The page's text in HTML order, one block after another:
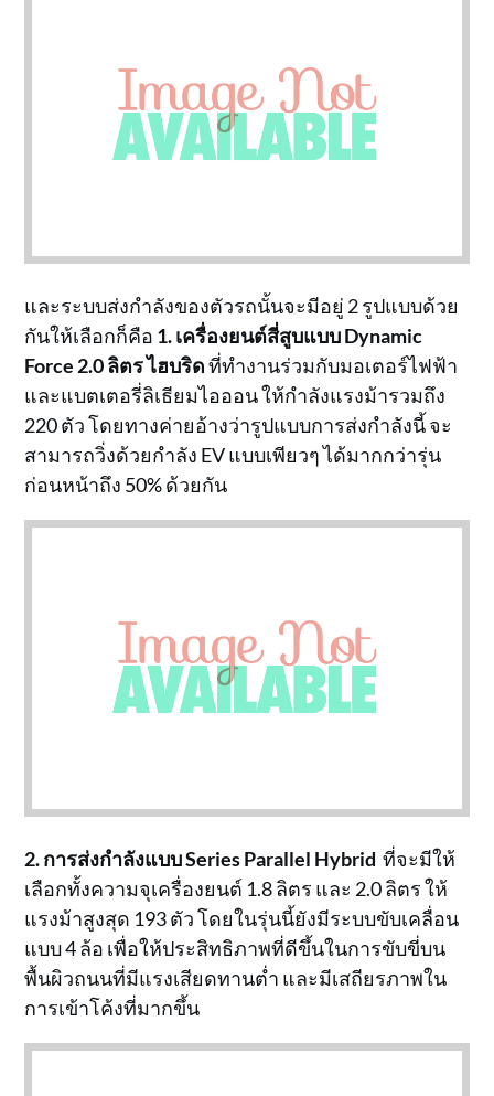
และระบบส่งกำลังของตัวรถนั้นจะมีอยู่ 2 รูปแบบด้วย
กันให้เลือกก็คือ 1. เครื่องยนต์สี่สูบแบบ Dynamic
Force 2.0 ลิตร ไฮบริดที่ทำงานร่วมกับมอเตอร์ไฟฟ้า
และแบตเตอรี่ลิเธียมไอออน ให้กำลังแรงม้ารวมถึง
220 ตัว โดยทางค่ายอ้างว่ารูปแบบการส่งกำลังนี้ จะ
สามารถวิ่งด้วยกำลัง EV แบบเพียวๆ ได้มากกว่ารุ่น
ก่อนหน้าถึง 50% ด้วยกัน
2. การส่งกำลังแบบ Series Parallel Hybrid ที่จะมีให้
เลือกทั้งความจุเครื่องยนต์ 1.8 ลิตร และ 2.0 ลิตร ให้
แรงม้าสูงสุด 193 ตัว โดยในรุ่นนี้ยังมีระบบขับเคลื่อน
แบบ 4 ล้อ เพื่อให้ประสิทธิภาพที่ดีขึ้นในการขับขี่บน
พื้นผิวถนนที่มีแรงเสียดทานต่ำ และมีเสถียรภาพใน
การเข้าโค้งที่มากขึ้น